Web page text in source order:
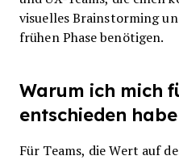
visuelles Brainstorming
frühen Phase benötigen.
Warum ich mich
entschieden habe
Für Teams, die Wert auf